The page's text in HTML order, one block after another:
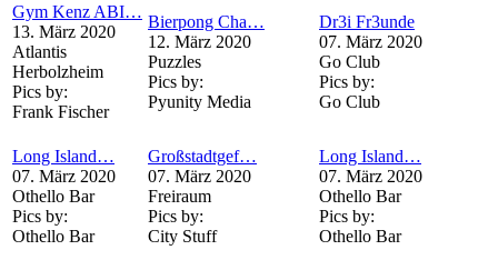
Gym Kenz ABI…
13. März 2020
Atlantis
Herbolzheim
Pics by:
Frank Fischer
Bierpong Cha…
12. März 2020
Puzzles
Pics by:
Pyunity Media
Dr3i Fr3unde
07. März 2020
Go Club
Pics by:
Go Club
Long Island…
07. März 2020
Othello Bar
Pics by:
Othello Bar
Großstadtgef…
07. März 2020
Freiraum
Pics by:
City Stuff
Long Island…
07. März 2020
Othello Bar
Pics by:
Othello Bar